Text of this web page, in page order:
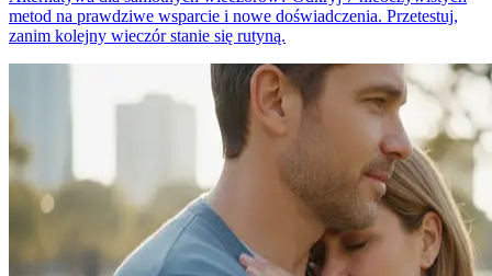
metod na prawdziwe wsparcie i nowe doświadczenia. Przetestuj,
zanim kolejny wieczór stanie się rutyną.